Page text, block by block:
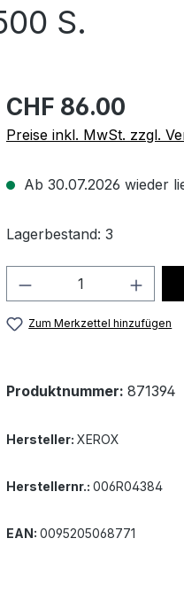
S.
CHF 86.00
Preise inkl. MwSt. zzgl.
Ab 30.07.2026 wieder
Lagerbestand: 3
Produkt
Zum Merkzettel hinzufügen
Produktnummer: 871394
Hersteller: XEROX
Herstellernr.: 006R04384
EAN: 0095205068771